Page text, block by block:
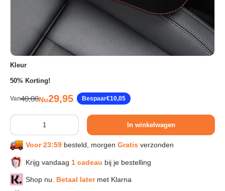
Sport & Herstel
Wonen & Interieur
Kids & Speelgoed
Huisdieren
Huishouden & Schoonmaak
Keuken & Koken
Kleur
50% Korting!
VanReguliere prijs
40,00Verkoopprijs
Nu29,95 Bespaar€10,05
Aantal
In winkelwagen
Voor 23:59 besteld, morgen Gratis verzonden
Krijg vandaag 1 cadeau bij je bestelling
Shop nu. Betaal latermet Klarna